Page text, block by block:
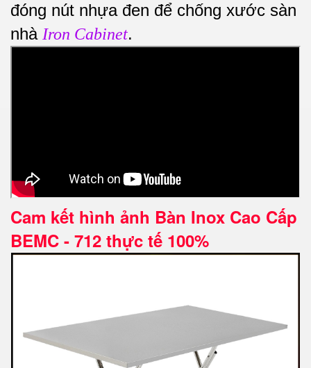
đóng nút nhựa đen để chống xước sàn
nhà Iron Cabinet.
Cam kết hình ảnh Bàn Inox Cao Cấp
BEMC - 712 thực tế 100%